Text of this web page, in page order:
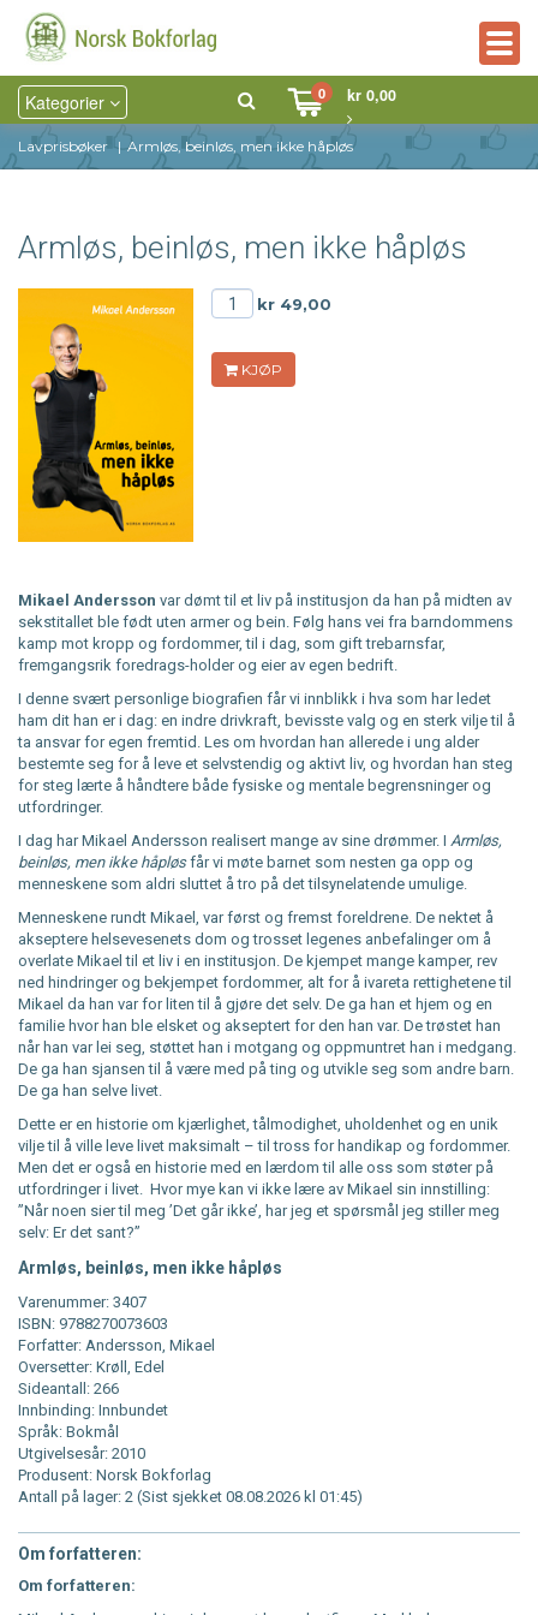
Kategorier
0 kr 0,00
Lavprisbøker Armløs, beinløs, men ikke håpløs
Armløs, beinløs, men ikke håpløs
kr 49,00
KJØP
Mikael Andersson var dømt til et liv på institusjon da han på midten av
sekstitallet ble født uten armer og bein. Følg hans vei fra barndommens
kamp mot kropp og fordommer, til i dag, som gift trebarnsfar,
fremgangsrik foredrags-holder og eier av egen bedrift.
I denne svært personlige biografien får vi innblikk i hva som har ledet
ham dit han er i dag: en indre drivkraft, bevisste valg og en sterk vilje til å
ta ansvar for egen fremtid. Les om hvordan han allerede i ung alder
bestemte seg for å leve et selvstendig og aktivt liv, og hvordan han steg
for steg lærte å håndtere både fysiske og mentale begrensninger og
utfordringer.
I dag har Mikael Andersson realisert mange av sine drømmer. I Armløs,
beinløs, men ikke håpløsfår vi møte barnet som nesten ga opp og
menneskene som aldri sluttet å tro på det tilsynelatende umulige.
Menneskene rundt Mikael, var først og fremst foreldrene. De nektet å
akseptere helsevesenets dom og trosset legenes anbefalinger om å
overlate Mikael til et liv i en institusjon. De kjempet mange kamper, rev
ned hindringer og bekjempet fordommer, alt for å ivareta rettighetene til
Mikael da han var for liten til å gjøre det selv. De ga han et hjem og en
familie hvor han ble elsket og akseptert for den han var. De trøstet han
når han var lei seg, støttet han i motgang og oppmuntret han i medgang.
De ga han sjansen til å være med på ting og utvikle seg som andre barn.
De ga han selve livet.
Dette er en historie om kjærlighet, tålmodighet, uholdenhet og en unik
vilje til å ville leve livet maksimalt – til tross for handikap og fordommer.
Men det er også en historie med en lærdom til alle oss som støter på
utfordringer i livet. Hvor mye kan vi ikke lære av Mikael sin innstilling:
”Når noen sier til meg ’Det går ikke’, har jeg et spørsmål jeg stiller meg
selv: Er det sant?”
Armløs, beinløs, men ikke håpløs
Varenummer: 3407
ISBN: 9788270073603
Forfatter: Andersson, Mikael
Oversetter: Krøll, Edel
Sideantall: 266
Innbinding: Innbundet
Språk: Bokmål
Utgivelsesår: 2010
Produsent: Norsk Bokforlag
Antall på lager: 2 (Sist sjekket 08.08.2026 kl 01:45)
Om forfatteren:
Om forfatteren: